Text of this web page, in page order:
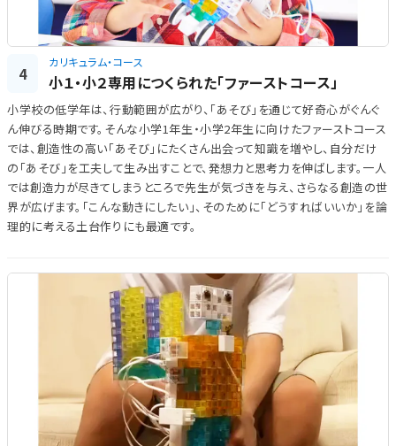
4
カリキュラム・コース
小１・小２専用につくられた「ファーストコース」
小学校の低学年は、行動範囲が広がり、「あそび」を通じて好奇心がぐんぐ
ん伸びる時期です。そんな小学1年生・小学2年生に向けたファーストコース
では、創造性の高い「あそび」にたくさん出会って知識を増やし、自分だけ
の「あそび」を工夫して生み出すことで、発想力と思考力を伸ばします。一人
では創造力が尽きてしまうところで先生が気づきを与え、さらなる創造の世
界が広げます。「こんな動きにしたい」、そのために「どうすればいいか」を論
理的に考える土台作りにも最適です。